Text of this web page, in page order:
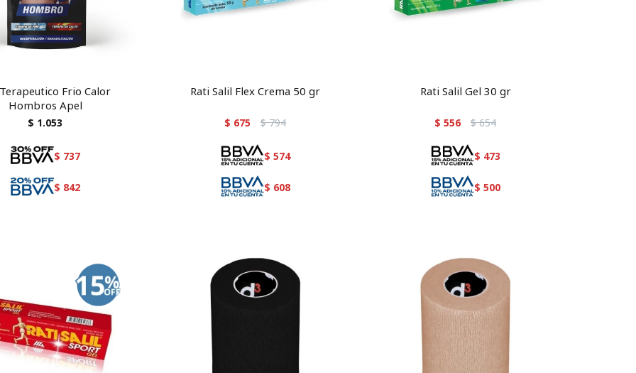
Frio Calor
Hombros Apel
$ 1.053
$ 737
$ 842
Rati Salil Flex Crema 50 gr
$ 675 $ 794
$ 574
$ 608
Rati Salil Gel 30 gr
$ 556 $ 654
$ 473
$ 500